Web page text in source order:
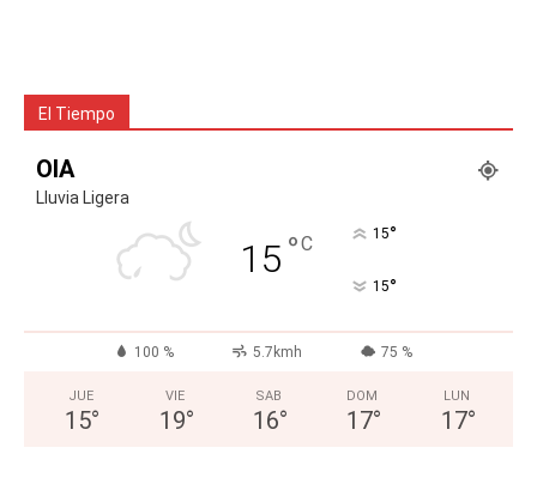
El Tiempo
OIA
Lluvia Ligera
15 °C 15°
15°
100 % 5.7kmh 75 %
JUE
15°
VIE
19°
SAB
16°
DOM
17°
LUN
17°